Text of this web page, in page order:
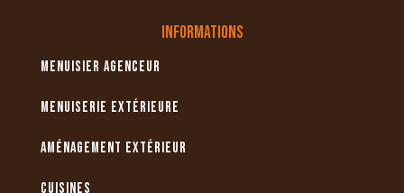
informations
Menuisier agenceur
Menuiserie extérieure
Aménagement extérieur
Cuisines